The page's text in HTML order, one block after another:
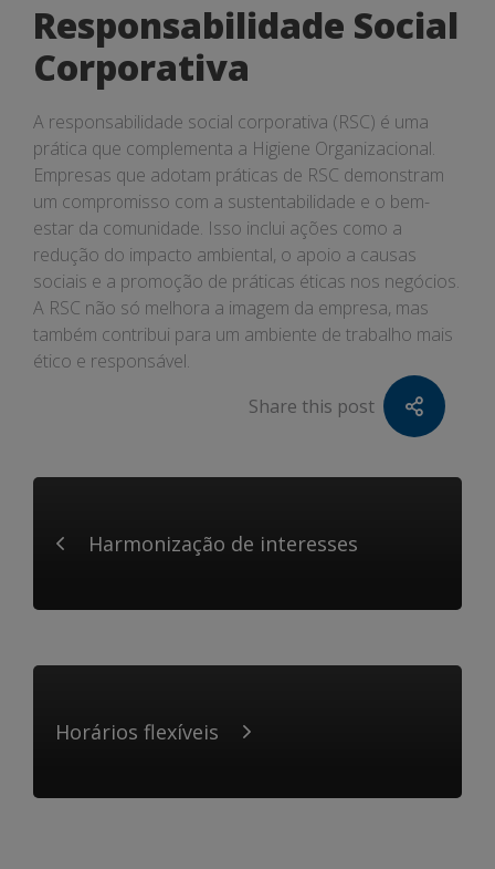
Responsabilidade Social
Corporativa
A responsabilidade social corporativa (RSC) é uma
prática que complementa a Higiene Organizacional.
Empresas que adotam práticas de RSC demonstram
um compromisso com a sustentabilidade e o bem-
estar da comunidade. Isso inclui ações como a
redução do impacto ambiental, o apoio a causas
sociais e a promoção de práticas éticas nos negócios.
A RSC não só melhora a imagem da empresa, mas
também contribui para um ambiente de trabalho mais
ético e responsável.
Share this post
Harmonização de interesses
Horários flexíveis